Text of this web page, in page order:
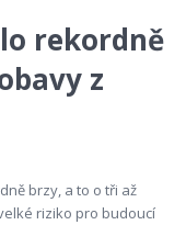
rekordně
z
brzy, a to o tři až
riziko pro budoucí